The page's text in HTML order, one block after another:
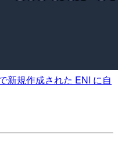
新規作成された ENI に自